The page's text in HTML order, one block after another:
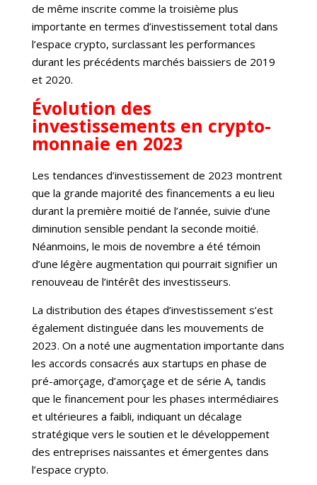
de même inscrite comme la troisième plus
importante en termes d’investissement total dans
l’espace crypto, surclassant les performances
durant les précédents marchés baissiers de 2019
et 2020.
Évolution des
investissements en crypto-
monnaie en 2023
Les tendances d’investissement de 2023 montrent
que la grande majorité des financements a eu lieu
durant la première moitié de l’année, suivie d’une
diminution sensible pendant la seconde moitié.
Néanmoins, le mois de novembre a été témoin
d’une légère augmentation qui pourrait signifier un
renouveau de l’intérêt des investisseurs.
La distribution des étapes d’investissement s’est
également distinguée dans les mouvements de
2023. On a noté une augmentation importante dans
les accords consacrés aux startups en phase de
pré-amorçage, d’amorçage et de série A, tandis
que le financement pour les phases intermédiaires
et ultérieures a faibli, indiquant un décalage
stratégique vers le soutien et le développement
des entreprises naissantes et émergentes dans
l’espace crypto.